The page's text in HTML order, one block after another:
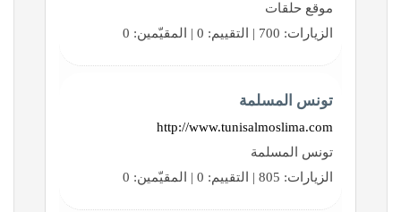
موقع حلقات
الزيارات: 700 | التقييم: 0 | المقيّمين: 0
تونس المسلمة
http://www.tunisalmoslima.com
تونس المسلمة
الزيارات: 805 | التقييم: 0 | المقيّمين: 0